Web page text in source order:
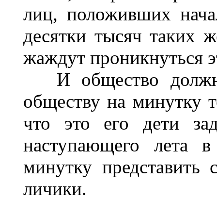
лиц, положивших
десятки тысяч таких
жаждут проникнуться
И общество
обществу на минутку
что это его дети
наступающего лета
минутку представить
личики.